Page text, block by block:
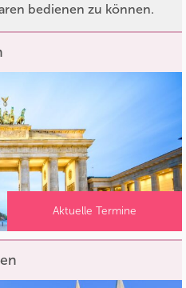
bedienen zu können.
Aktuelle Termine